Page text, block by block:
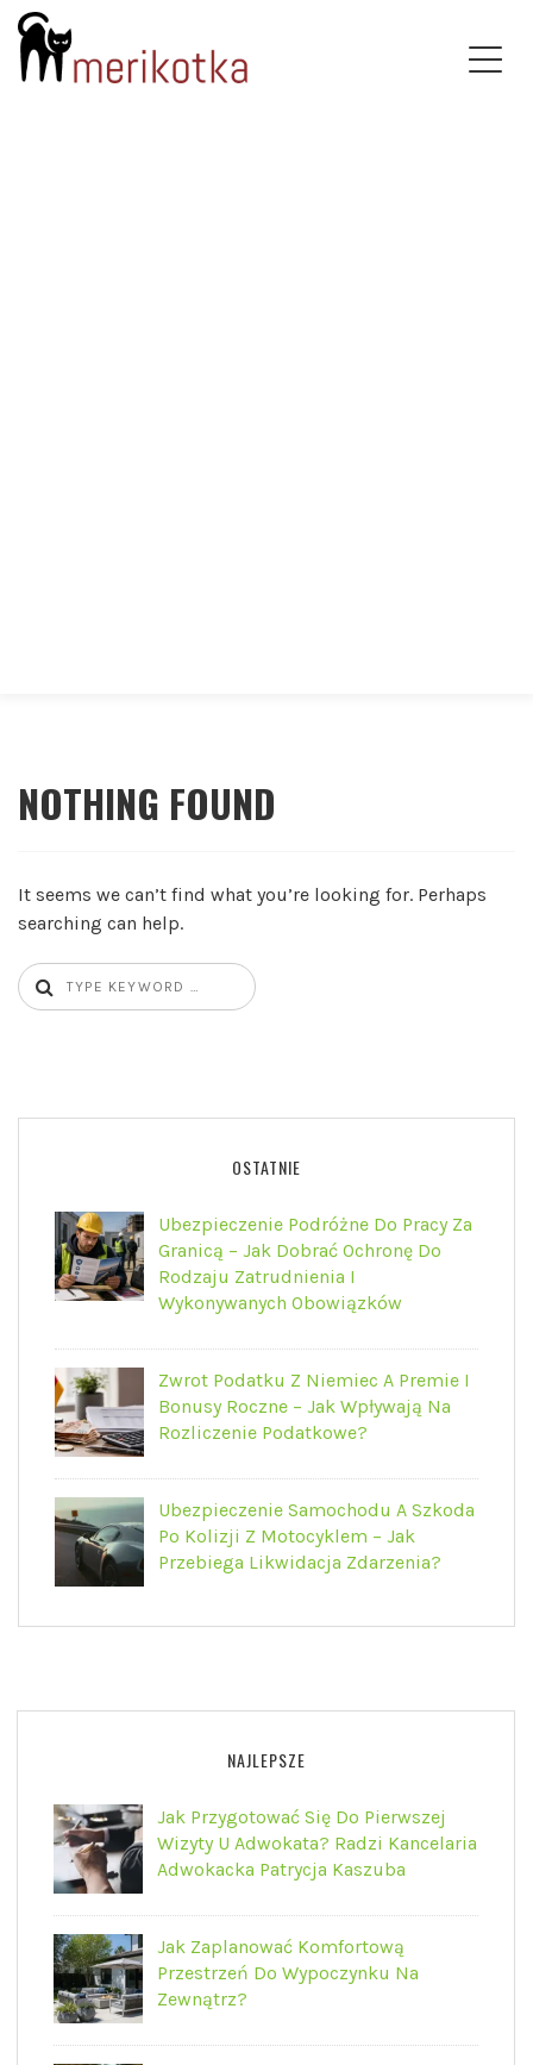
NOTHING FOUND
It seems we can’t find what you’re looking for. Perhaps
searching can help.
OSTATNIE
Ubezpieczenie Podróżne Do Pracy Za
Granicą – Jak Dobrać Ochronę Do
Rodzaju Zatrudnienia I
Wykonywanych Obowiązków
Zwrot Podatku Z Niemiec A Premie I
Bonusy Roczne – Jak Wpływają Na
Rozliczenie Podatkowe?
Ubezpieczenie Samochodu A Szkoda
Po Kolizji Z Motocyklem – Jak
Przebiega Likwidacja Zdarzenia?
NAJLEPSZE
Jak Przygotować Się Do Pierwszej
Wizyty U Adwokata? Radzi Kancelaria
Adwokacka Patrycja Kaszuba
Jak Zaplanować Komfortową
Przestrzeń Do Wypoczynku Na
Zewnątrz?